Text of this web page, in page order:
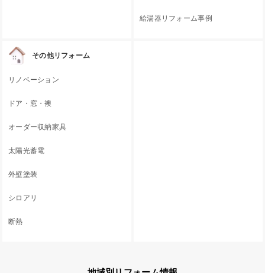
給湯器リフォーム事例
その他リフォーム
リノベーション
ドア・窓・襖
オーダー収納家具
太陽光蓄電
外壁塗装
シロアリ
断熱